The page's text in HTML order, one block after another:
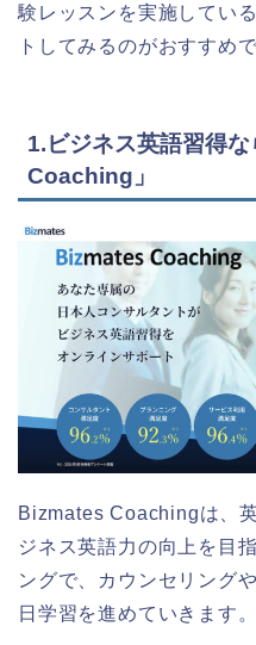
験レッスンを実施してい
トしてみるのがおすすめで
1.ビジネス英語習得
Coaching」
Bizmates Coachingは、
ジネス英語力の向上を目
ングで、カウンセリング
日学習を進めていきます。